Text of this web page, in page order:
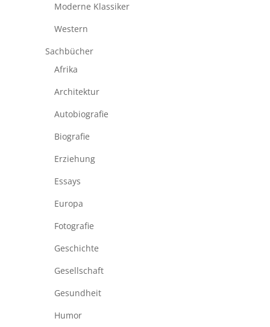
Moderne Klassiker
Western
Sachbücher
Afrika
Architektur
Autobiografie
Biografie
Erziehung
Essays
Europa
Fotografie
Geschichte
Gesellschaft
Gesundheit
Humor